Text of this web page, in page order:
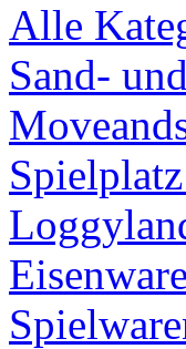
Alle
Sand-